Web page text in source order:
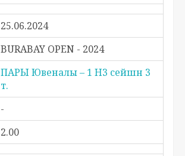
25.06.2024
BURABAY OPEN - 2024
ПАРЫ Ювеналы – 1 H3 сейшн 3
т.
-
2.00